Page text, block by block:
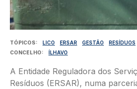
TÓPICOS LICO ERSAR GESTÃO
RESÍDUOS
CONCELHO
ÍLHAVO
A Entidade Reguladora dos
Resíduos (ERSAR), numa